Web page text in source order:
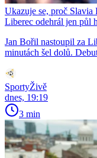
Ukazuje se, proč Slavia
Liberec odehrál jen půl
Jan Bořil nastoupil za
minutách šel dolů.
SportyŽivě
dnes, 19:19
3 min